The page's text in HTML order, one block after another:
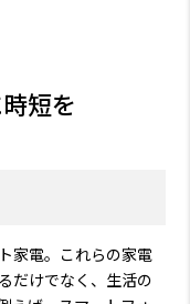
短を
家電。これらの家電
だけでなく、生活の